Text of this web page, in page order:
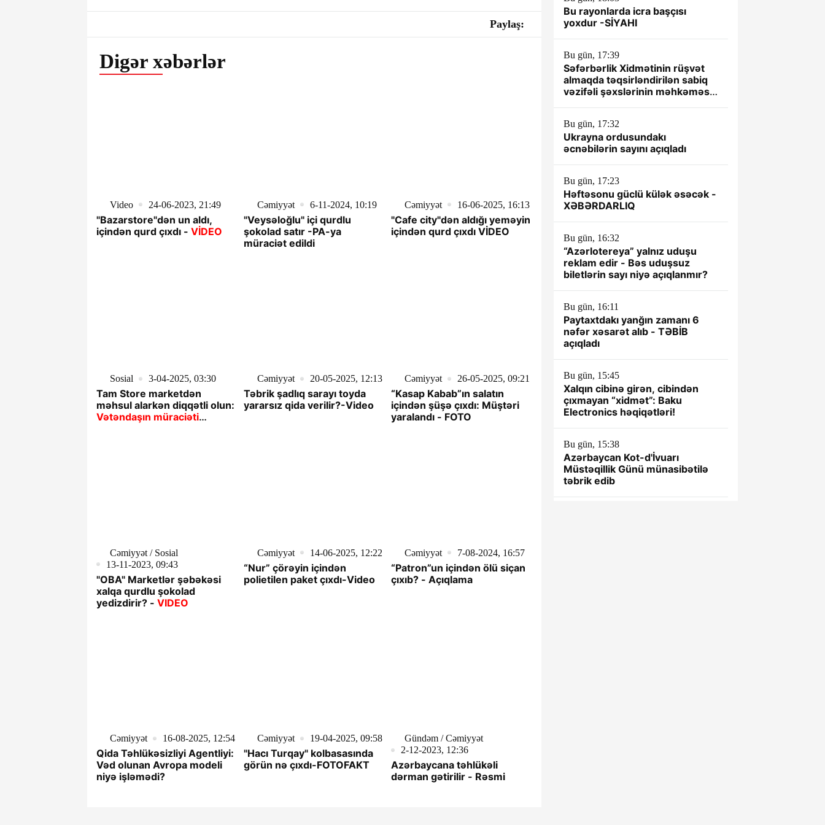
Paylaş:
Digər xəbərlər
Video 24-06-2023, 21:49
"Bazarstore"dən un aldı,
içindən qurd çıxdı - VİDEO
Cəmiyyət 6-11-2024, 10:19
"Veysəloğlu" içi qurdlu
şokolad satır -PA-ya
müraciət edildi
Cəmiyyət 16-06-2025, 16:13
"Cafe city"dən aldığı yeməyin
içindən qurd çıxdı VİDEO
Sosial 3-04-2025, 03:30
Tam Store marketdən
məhsul alarkən diqqətli olun:
Vətəndaşın müraciəti
Cəmiyyət 20-05-2025, 12:13
Təbrik şadlıq sarayı toyda
yararsız qida verilir?-Video
Cəmiyyət 26-05-2025, 09:21
“Kasap Kabab”ın salatın
içindən şüşə çıxdı: Müştəri
yaralandı - FOTO
Cəmiyyət / Sosial
13-11-2023, 09:43
"OBA" Marketlər şəbəkəsi
xalqa qurdlu şokolad
yedizdirir? - VIDEO
Cəmiyyət 14-06-2025, 12:22
“Nur” çörəyin içindən
polietilen paket çıxdı-Video
Cəmiyyət 7-08-2024, 16:57
“Patron”un içindən ölü siçan
çıxıb? - Açıqlama
Cəmiyyət 16-08-2025, 12:54
Qida Təhlükəsizliyi Agentliyi:
Vəd olunan Avropa modeli
niyə işləmədi?
Cəmiyyət 19-04-2025, 09:58
"Hacı Turqay" kolbasasında
görün nə çıxdı-FOTOFAKT
Gündəm / Cəmiyyət
2-12-2023, 12:36
Azərbaycana təhlükəli
dərman gətirilir - Rəsmi
Bu rayonlarda icra başçısı
yoxdur -SİYAHI
Bu gün, 17:39
Səfərbərlik Xidmətinin rüşvət
almaqda təqsirləndirilən sabiq
vəzifəli şəxslərinin məhkəməsi
Bu gün, 17:32
Ukrayna ordusundakı
əcnəbilərin sayını açıqladı
Bu gün, 17:23
Həftəsonu güclü külək əsəcək -
XƏBƏRDARLIQ
Bu gün, 16:32
“Azərlotereya” yalnız uduşu
reklam edir - Bəs uduşsuz
biletlərin sayı niyə açıqlanmır?
Bu gün, 16:11
Paytaxtdakı yanğın zamanı 6
nəfər xəsarət alıb - TƏBİB
açıqladı
Bu gün, 15:45
Xalqın cibinə girən, cibindən
çıxmayan “xidmət”: Baku
Electronics həqiqətləri!
Bu gün, 15:38
Azərbaycan Kot-d'İvuarı
Müstəqillik Günü münasibətilə
təbrik edib